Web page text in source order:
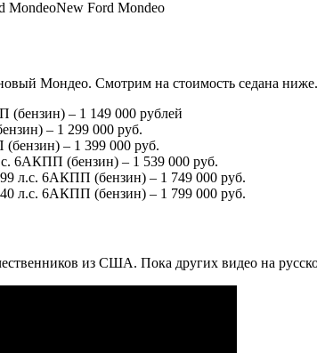
Ford Mondeo
Мондео. Смотрим на стоимость седана ниже.
– 1 149 000 рублей
– 1 299 000 руб.
– 1 399 000 руб.
6АКПП (бензин) – 1 539 000 руб.
л.с. 6АКПП (бензин) – 1 749 000 руб.
л.с. 6АКПП (бензин) – 1 799 000 руб.
из США. Пока других видео на